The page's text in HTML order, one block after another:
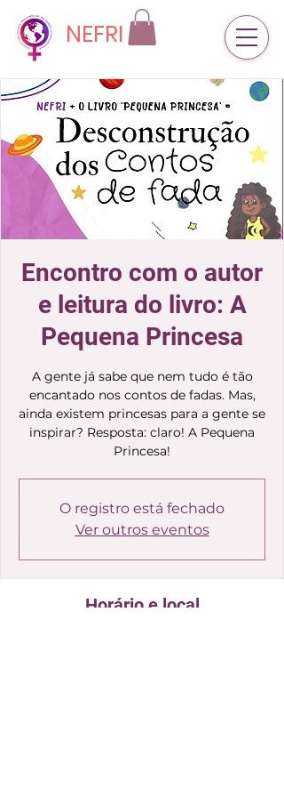
NEFRI
Encontro com o autor
e leitura do livro: A
Pequena Princesa
A gente já sabe que nem tudo é tão
encantado nos contos de fadas. Mas,
ainda existem princesas para a gente se
inspirar? Resposta: claro! A Pequena
Princesa!
O registro está fechado
Ver outros eventos
Horário e local